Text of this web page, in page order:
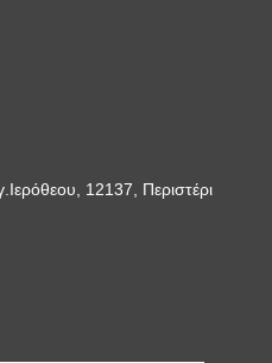
12137, Περιστέρι